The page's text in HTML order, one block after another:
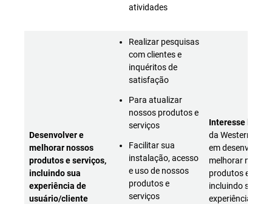
atividades
Desenvolver e
melhorar nossos
produtos e serviços,
incluindo sua
experiência de
usuário/cliente
Realizar pesquisas
com clientes e
inquéritos de
satisfação
Para atualizar
nossos produtos e
serviços
Facilitar sua
instalação, acesso
e uso de nossos
produtos e
serviços
Interesse
da Western
em desenvolver
melhorar nossos
produtos e
incluindo sua
experiência de